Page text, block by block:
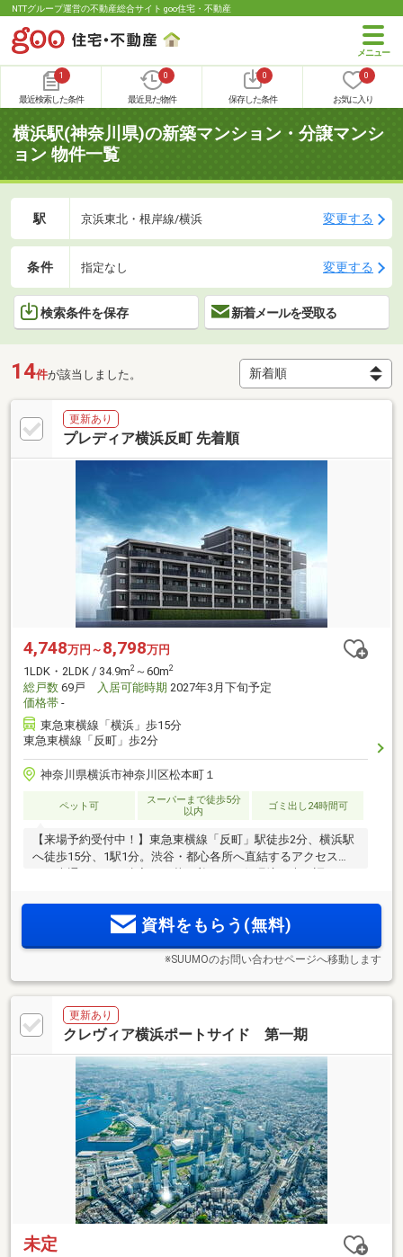
NTTグループ運営の不動産総合サイト goo住宅・不動産
1
最近検索した条件
0
最近見た物件
0
保存した条件
0
お気に入り
横浜駅(神奈川県)の新築マンション・分譲マンシ
ョン 物件一覧
駅 京浜東北・根岸線/横浜 変更する
条件 指定なし 変更する
検索条件を保存 新着メールを受取る
14件が該当しました。
更新あり
プレディア横浜反町 先着順
4,748万円～ 8,798万円
1LDK・2LDK / 34.9m2 ～60m2
総戸数 69戸 入居可能時期 2027年3月下旬予定
価格帯 -
東急東横線「横浜」歩15分
東急東横線「反町」歩2分
神奈川県横浜市神奈川区松本町１
ペット可
スーパーまで徒歩5分
以内
ゴミ出し24時間可
【来場予約受付中！】東急東横線「反町」駅徒歩2分、横浜駅
へ徒歩15分、1駅1分。渋谷・都心各所へ直結するアクセス
台から60m2台、1LDKから2LDKの全15タイプ南向き中心の＜
プレディア横浜反町＞誕生。資料をもらう(無料)
※SUUMOのお問い合わせページへ移動します
更新あり
クレヴィア横浜ポートサイド 第一期
未定